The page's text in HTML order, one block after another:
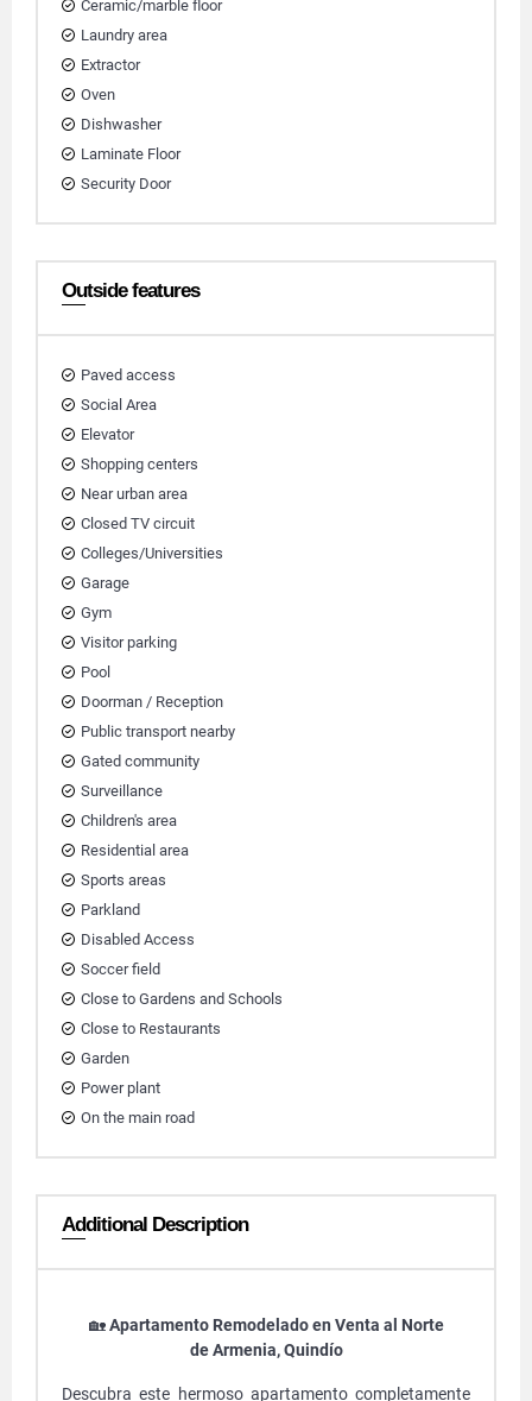
Ceramic/marble floor
Laundry area
Extractor
Oven
Dishwasher
Laminate Floor
Security Door
Outside features
Paved access
Social Area
Elevator
Shopping centers
Near urban area
Closed TV circuit
Colleges/Universities
Garage
Gym
Visitor parking
Pool
Doorman / Reception
Public transport nearby
Gated community
Surveillance
Children's area
Residential area
Sports areas
Parkland
Disabled Access
Soccer field
Close to Gardens and Schools
Close to Restaurants
Garden
Power plant
On the main road
Additional Description
🏡Apartamento Remodelado en Venta al Norte
de Armenia, Quindío
Descubra este hermoso apartamento completamente